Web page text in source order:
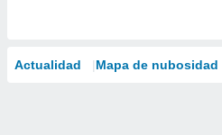
Actualidad Mapa de nubosidad